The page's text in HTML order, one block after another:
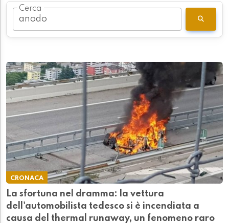
Cerca
CRONACA
La sfortuna nel dramma: la vettura
dell'automobilista tedesco si è incendiata a
causa del thermal runaway, un fenomeno raro